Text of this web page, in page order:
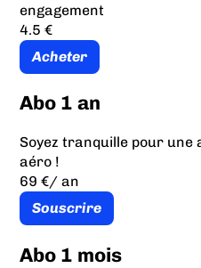
engagement
4.5 €
Acheter
Abo 1 an
Soyez tranquille pour une
aéro !
69 €/ an
Souscrire
Abo 1 mois